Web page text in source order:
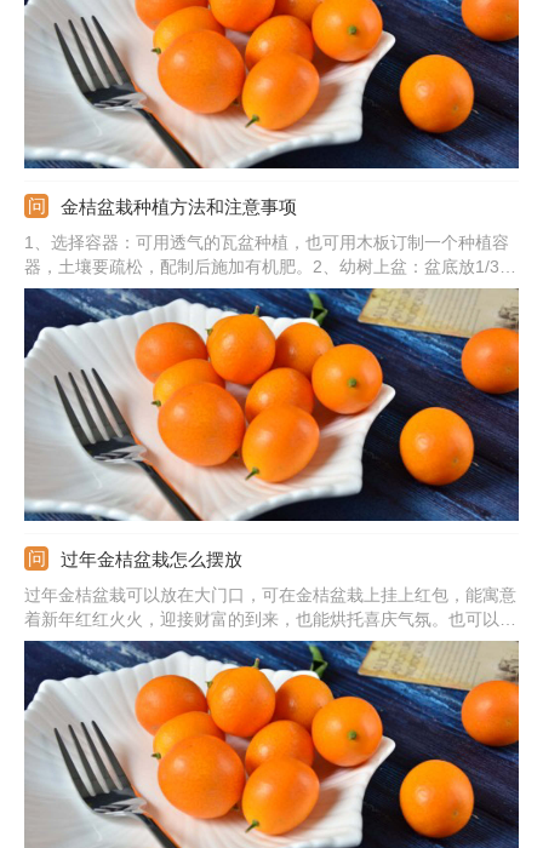
浇水。
金桔盆栽种植方法和注意事项
1、选择容器：可用透气的瓦盆种植，也可用木板订制一个种植容
器，土壤要疏松，配制后施加有机肥。2、幼树上盆：盆底放1/3土
壤，把幼树栽种好，覆土后轻提植株，按实土浇透水。3、适当见
光：缓苗前不要见光，后期要充足的接受光照，夏季要遮阳。4、
注意事项：生长期及时补水，盆土干旱后及时给水。
过年金桔盆栽怎么摆放
过年金桔盆栽可以放在大门口，可在金桔盆栽上挂上红包，能寓意
着新年红红火火，迎接财富的到来，也能烘托喜庆气氛。也可以放
在入户玄关，能当做门面，寓意着大吉大利，吉祥如意。还可以放
在阳台上，光线较好能利于长势。或者是放在客厅的位置，可以摆
放在电视柜旁边或窗边。